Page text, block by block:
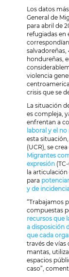
Los datos
General de
para abril de
refugiadas en
salvadoreñas,
hondureñas,
violencia
crisis que se
La situación
es compleja,
enfrentan a
laboral y el
esta
(UCR), se
Migrantes
expresión
la articulación
para
y de
“Trabajamos
compuestas
recursos que
a disposición
que cada
través de vías
mantas,
espacios
caso”,